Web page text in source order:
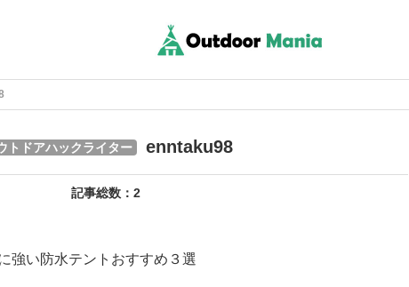
トドアハックライター enntaku98
記事総数：2
強い防水テントおすすめ３選